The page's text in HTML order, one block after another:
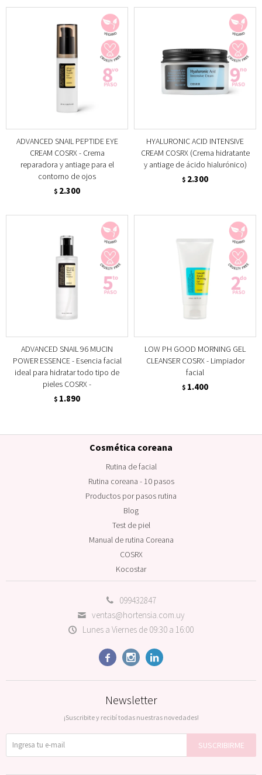
ADVANCED SNAIL PEPTIDE EYE
CREAM COSRX - Crema
reparadora y antiage para el
contorno de ojos
$ 2.300
HYALURONIC ACID INTENSIVE
CREAM COSRX (Crema hidratante
y antiage de ácido hialurónico)
$ 2.300
ADVANCED SNAIL 96 MUCIN
POWER ESSENCE - Esencia facial
ideal para hidratar todo tipo de
pieles COSRX -
$ 1.890
LOW PH GOOD MORNING GEL
CLEANSER COSRX - Limpiador
facial
$ 1.400
099432847
ventas@hortensia.com.uy
Lunes a Viernes de 09:30 a 16:00
  
Cosmética coreana
Rutina de facial
Rutina coreana - 10 pasos
Productos por pasos rutina
Blog
Test de piel
Manual de rutina Coreana
COSRX
Kocostar
Newsletter
¡Suscribite y recibí todas nuestras novedades!
SUSCRIBIRME